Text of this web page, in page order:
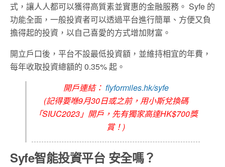
式，讓人人都可以獲得高質素並實惠的金融服務。 Syfe 的
功能全面，一般投資者可以透過平台進行簡單、方便又負
擔得起的投資，以自己喜愛的方式增加財富。
開立戶口後，平台不設最低投資額，並維持相宜的年費，
每年收取投資總額的 0.35% 起。
開戶連結： flyformiles.hk/syfe
(記得要喺9月30日或之前，用小斯兌換碼
「SIUC2023」開戶，先有獨家高達HK$700獎
賞！)
Syfe智能投資平台 安全嗎？